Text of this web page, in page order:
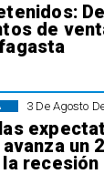
de
3 De Agosto
un
recesión